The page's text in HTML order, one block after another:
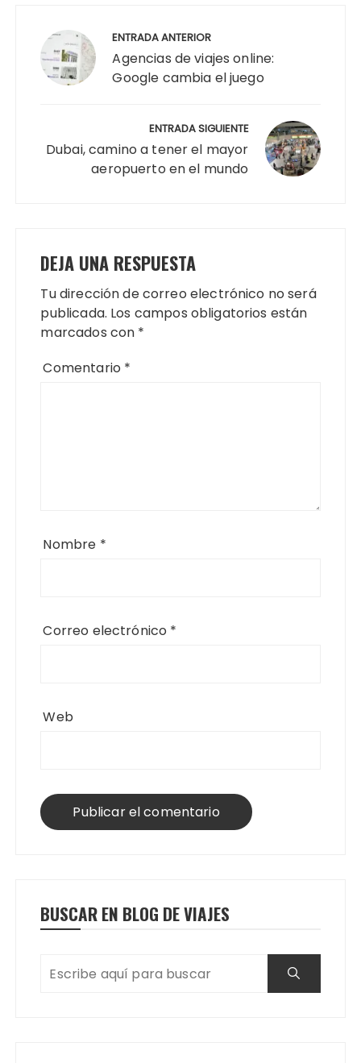
entradas
ENTRADA ANTERIOR
Agencias de viajes online:
Google cambia el juego
ENTRADA SIGUIENTE
Dubai, camino a tener el mayor
aeropuerto en el mundo
DEJA UNA RESPUESTA
Tu dirección de correo electrónico no será
publicada. Los campos obligatorios están
marcados con *
Comentario *
Nombre *
Correo electrónico *
Web
BUSCAR EN BLOG DE VIAJES